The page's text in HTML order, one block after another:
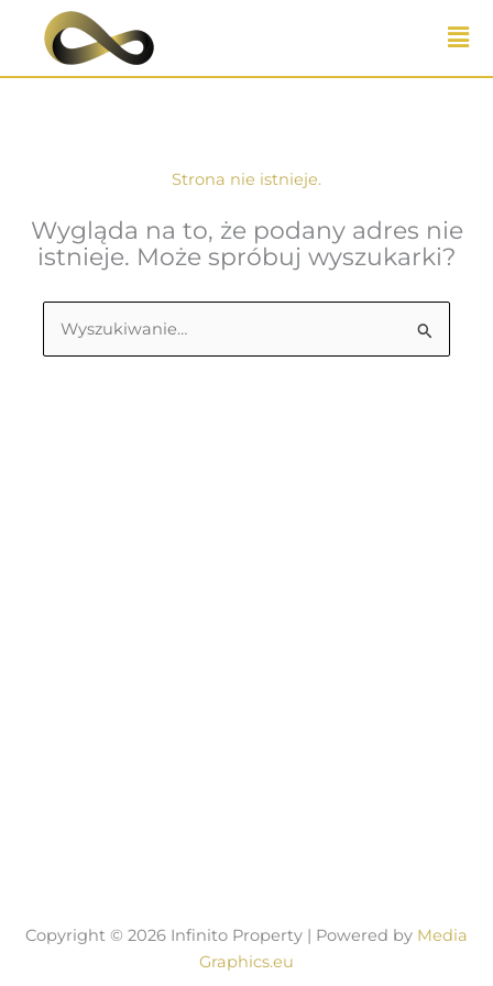
Przejdź
Strona nie istnieje.
Wygląda na to, że podany adres nie
istnieje. Może spróbuj wyszukarki?
Szukaj
dla:
Copyright © 2026 Infinito Property | Powered by Media
Graphics.eu